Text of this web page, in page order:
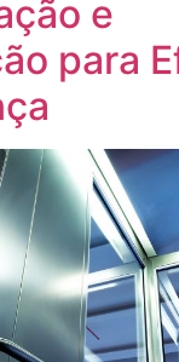
e
para